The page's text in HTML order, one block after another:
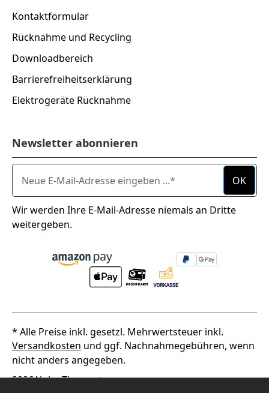
Kontaktformular
Rücknahme und Recycling
Downloadbereich
Barrierefreiheitserklärung
Elektrogeräte Rücknahme
Newsletter abonnieren
Neue E-Mail-Adresse eingeben ...
OK
Wir werden Ihre E-Mail-Adresse niemals an Dritte
weitergeben.
* Alle Preise inkl. gesetzl. Mehrwertsteuer inkl.
Versandkosten und ggf. Nachnahmegebühren, wenn
nicht anders angegeben.
2026Alpha Thermotec